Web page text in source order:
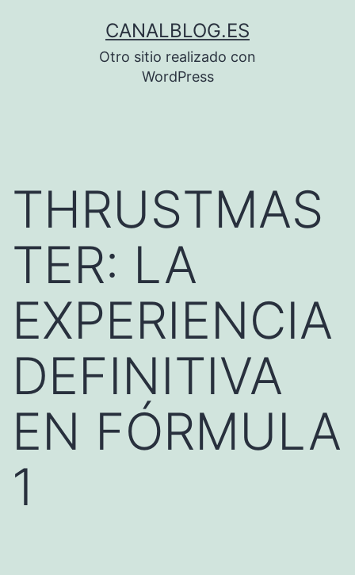
CANALBLOG.ES
Otro sitio realizado con
WordPress
THRUSTMAS
TER: LA
EXPERIENCIA
DEFINITIVA
EN FÓRMULA
1